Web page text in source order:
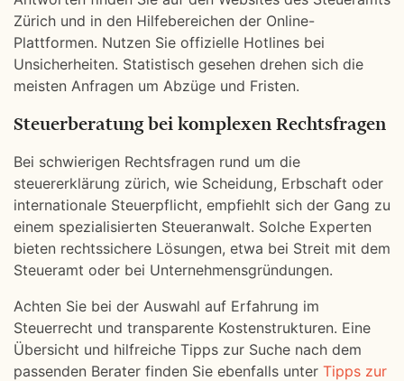
Zürich und in den Hilfebereichen der Online-
Plattformen. Nutzen Sie offizielle Hotlines bei
Unsicherheiten. Statistisch gesehen drehen sich die
meisten Anfragen um Abzüge und Fristen.
Steuerberatung bei komplexen Rechtsfragen
Bei schwierigen Rechtsfragen rund um die
steuererklärung zürich, wie Scheidung, Erbschaft oder
internationale Steuerpflicht, empfiehlt sich der Gang zu
einem spezialisierten Steueranwalt. Solche Experten
bieten rechtssichere Lösungen, etwa bei Streit mit dem
Steueramt oder bei Unternehmensgründungen.
Achten Sie bei der Auswahl auf Erfahrung im
Steuerrecht und transparente Kostenstrukturen. Eine
Übersicht und hilfreiche Tipps zur Suche nach dem
passenden Berater finden Sie ebenfalls unter Tipps zur